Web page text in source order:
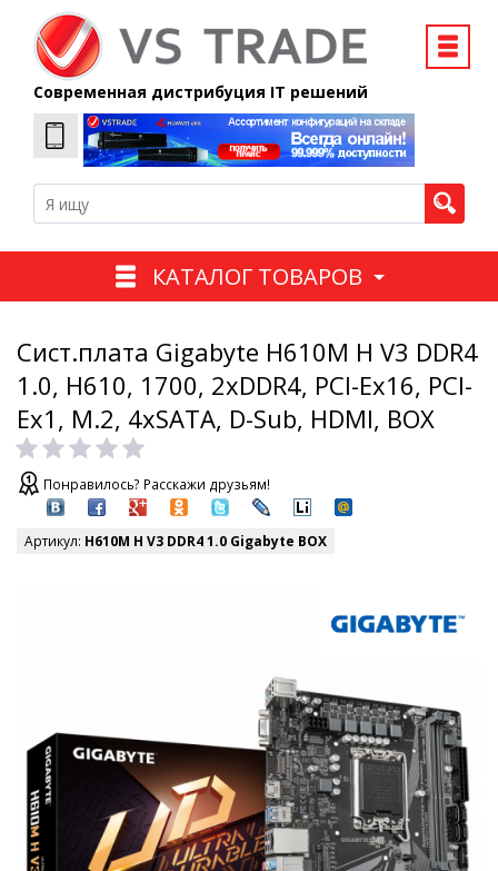
Современная дистрибуция IT решений
КАТАЛОГ ТОВАРОВ
Сист.плата Gigabyte H610M H V3 DDR4
1.0, H610, 1700, 2xDDR4, PCI-Ex16, PCI-
Ex1, M.2, 4xSATA, D-Sub, HDMI, BOX
Понравилось? Расскажи друзьям!
Артикул: H610M H V3 DDR4 1.0 Gigabyte BOX